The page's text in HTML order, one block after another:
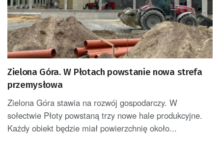
Zielona Góra. W Płotach powstanie nowa strefa
przemysłowa
Zielona Góra stawia na rozwój gospodarczy. W
sołectwie Płoty powstaną trzy nowe hale produkcyjne.
Każdy obiekt będzie miał powierzchnię około...